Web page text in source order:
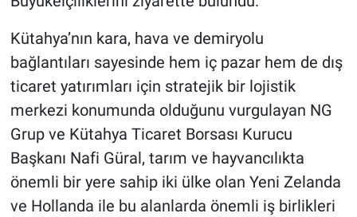
Kütahya’nın kara, hava ve demiryolu
bağlantıları sayesinde hem iç pazar hem de dış
ticaret yatırımları için stratejik bir lojistik
merkezi konumunda olduğunu vurgulayan NG
Grup ve Kütahya Ticaret Borsası Kurucu
Başkanı Nafi Güral, tarım ve hayvancılıkta
önemli bir yere sahip iki ülke olan Yeni Zelanda
ve Hollanda ile bu alanlarda önemli iş birlikleri